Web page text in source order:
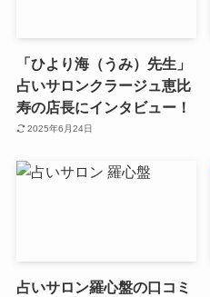
「ひより海（うみ）先生」
占いサロンクラージュ恵比
寿の店長にインタビュー！
2025年6月24日
占いサロン羅心盤の口コミ